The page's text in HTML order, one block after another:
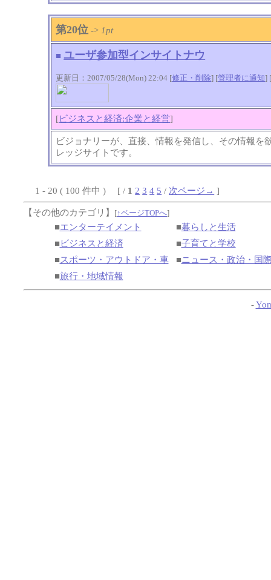
第20位 -> 1pt
■ ユーザ参加型インサイトナウ
更新日：2007/05/28(Mon) 22:04 [修正・削除] [管理者に通知]
[ビジネスと経済:企業と経営]
ビジョナリーが、直接、情報を発信し、その情報を
レッジサイトです。
1 - 20 ( 100 件中 ) [ / 1 2 3 4 5 / 次ページ→ ]
【その他のカテゴリ】 [↑ページTOPへ]
■エンターテイメント ■暮らしと生活
■ ビジネスと経済 ■子育てと学校
■スポーツ・アウトドア・車 ■ニュース・政治・国
■旅行・地域情報
-